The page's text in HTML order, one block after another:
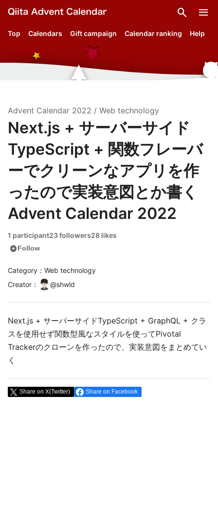
search menu
Top Calendars Gift campaign Calendar ranking Help
Advent Calendar 2022 / Web technology
Next.js + サーバーサイド
TypeScript + 関数フレーバ
ーでクリーンなアプリを作
ったので実装意図とか書く
Advent Calendar 2022
1 participant23 followers28 likes
add_circleFollow
Category：Web technology
Creator ： @shwld
Next.js + サーバーサイドTypeScript + GraphQL + クラ
スを使用せず関数型風なスタイルを使ってPivotal
Trackerのクローンを作ったので、実装意図をまとめてい
く
Share on X(Twitter) Share on Facebook